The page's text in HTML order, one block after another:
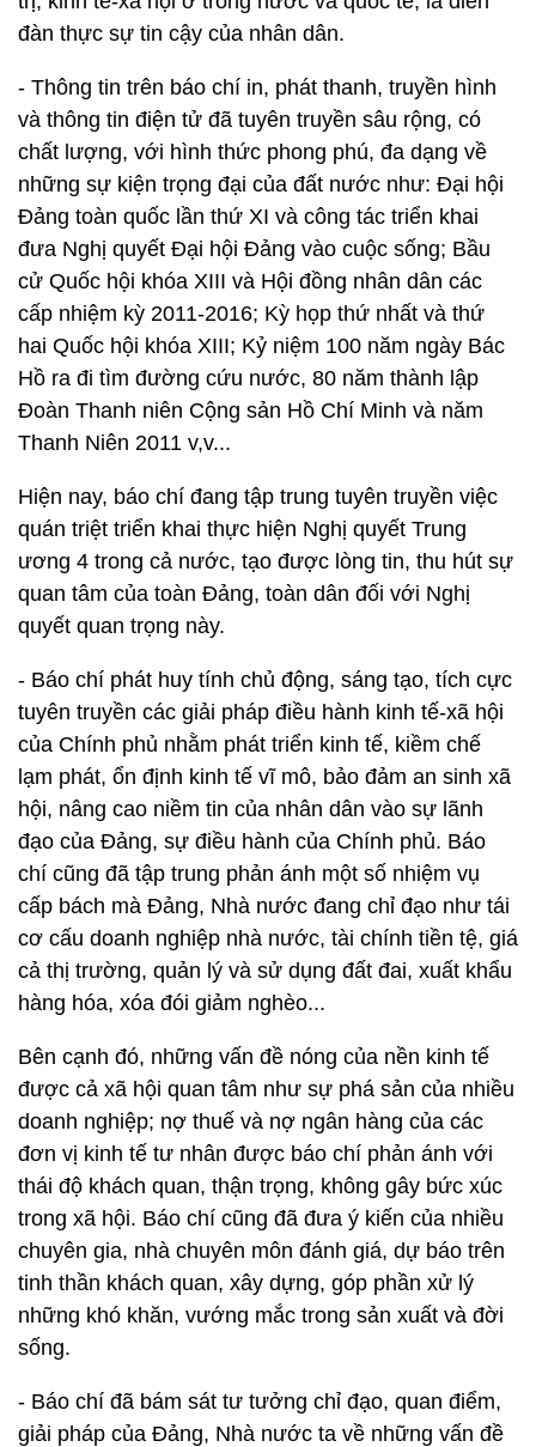
đàn thực sự tin cậy của nhân dân.
- Thông tin trên báo chí in, phát thanh, truyền hình
và thông tin điện tử đã tuyên truyền sâu rộng, có
chất lượng, với hình thức phong phú, đa dạng về
những sự kiện trọng đại của đất nước như: Đại hội
Đảng toàn quốc lần thứ XI và công tác triển khai
đưa Nghị quyết Đại hội Đảng vào cuộc sống; Bầu
cử Quốc hội khóa XIII và Hội đồng nhân dân các
cấp nhiệm kỳ 2011-2016; Kỳ họp thứ nhất và thứ
hai Quốc hội khóa XIII; Kỷ niệm 100 năm ngày Bác
Hồ ra đi tìm đường cứu nước, 80 năm thành lập
Đoàn Thanh niên Cộng sản Hồ Chí Minh và năm
Thanh Niên 2011 v,v...
Hiện nay, báo chí đang tập trung tuyên truyền việc
quán triệt triển khai thực hiện Nghị quyết Trung
ương 4 trong cả nước, tạo được lòng tin, thu hút sự
quan tâm của toàn Đảng, toàn dân đối với Nghị
quyết quan trọng này.
- Báo chí phát huy tính chủ động, sáng tạo, tích cực
tuyên truyền các giải pháp điều hành kinh tế-xã hội
của Chính phủ nhằm phát triển kinh tế, kiềm chế
lạm phát, ổn định kinh tế vĩ mô, bảo đảm an sinh xã
hội, nâng cao niềm tin của nhân dân vào sự lãnh
đạo của Đảng, sự điều hành của Chính phủ. Báo
chí cũng đã tập trung phản ánh một số nhiệm vụ
cấp bách mà Đảng, Nhà nước đang chỉ đạo như tái
cơ cấu doanh nghiệp nhà nước, tài chính tiền tệ, giá
cả thị trường, quản lý và sử dụng đất đai, xuất khẩu
hàng hóa, xóa đói giảm nghèo...
Bên cạnh đó, những vấn đề nóng của nền kinh tế
được cả xã hội quan tâm như sự phá sản của nhiều
doanh nghiệp; nợ thuế và nợ ngân hàng của các
đơn vị kinh tế tư nhân được báo chí phản ánh với
thái độ khách quan, thận trọng, không gây bức xúc
trong xã hội. Báo chí cũng đã đưa ý kiến của nhiều
chuyên gia, nhà chuyên môn đánh giá, dự báo trên
tinh thần khách quan, xây dựng, góp phần xử lý
những khó khăn, vướng mắc trong sản xuất và đời
sống.
- Báo chí đã bám sát tư tưởng chỉ đạo, quan điểm,
giải pháp của Đảng, Nhà nước ta về những vấn đề